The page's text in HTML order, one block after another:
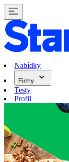
Nabídky
Firmy
Testy
Profil